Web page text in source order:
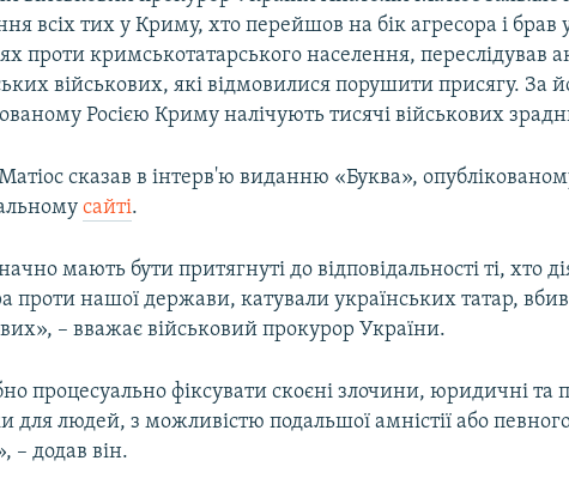
всіх тих у Криму, хто перейшов на бік агресора і брав
проти кримськотатарського населення, переслідував
військових, які відмовилися порушити присягу. За
Росією Криму налічують тисячі військових
сказав в інтерв'ю виданню «Буква»,
сайті.
мають бути притягнуті до відповідальності ті, хто
проти нашої держави, катували українських татар,
– вважає військовий прокурор України.
процесуально фіксувати скоєні злочини, юридичні та
для людей, з можливістю подальшої амністії або
– додав він.